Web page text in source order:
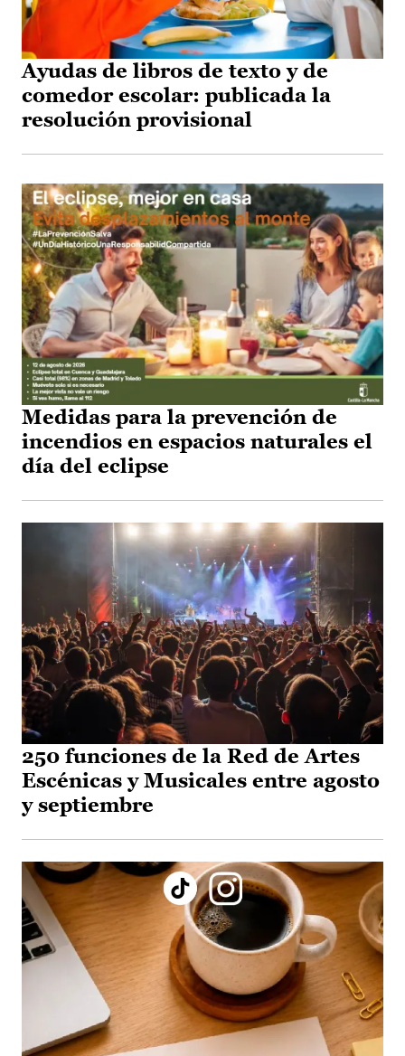
Ayudas de libros de texto y de
comedor escolar: publicada la
resolución provisional
Medidas para la prevención de
incendios en espacios naturales el
día del eclipse
250 funciones de la Red de Artes
Escénicas y Musicales entre agosto
y septiembre